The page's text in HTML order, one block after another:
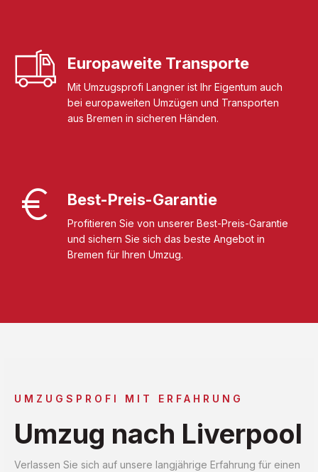
Europaweite Transporte
Mit Umzugsprofi Langner ist Ihr Eigentum auch
bei europaweiten Umzügen und Transporten
aus Bremen in sicheren Händen.
Best-Preis-Garantie
Profitieren Sie von unserer Best-Preis-Garantie
und sichern Sie sich das beste Angebot in
Bremen für Ihren Umzug.
UMZUGSPROFI MIT ERFAHRUNG
Umzug nach Liverpool
Verlassen Sie sich auf unsere langjährige Erfahrung für einen